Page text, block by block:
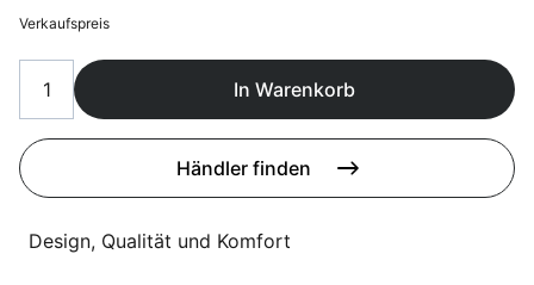
Verkaufspreis
In Warenkorb
Händler finden
Design, Qualität und Komfort